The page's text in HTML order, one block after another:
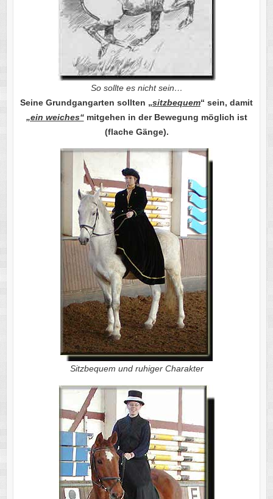
So sollte es nicht sein…
Seine Grundgangarten sollten „sitzbequem“ sein, damit
„ein weiches“mitgehen in der Bewegung möglich ist
(flache Gänge).
Sitzbequem und ruhiger Charakter